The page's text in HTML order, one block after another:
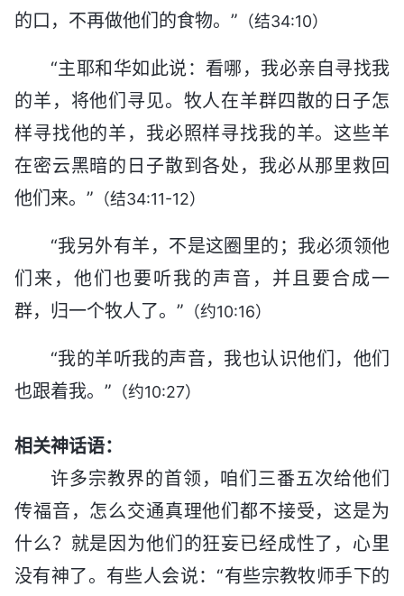
的口，不再做他们的食物。” （结34:10）
“主耶和华如此说：看哪，我必亲自寻找我
的羊，将他们寻见。牧人在羊群四散的日子怎
样寻找他的羊，我必照样寻找我的羊。这些羊
在密云黑暗的日子散到各处，我必从那里救回
他们来。” （结34:11-12）
“我另外有羊，不是这圈里的；我必须领他
们来，他们也要听我的声音，并且要合成一
群，归一个牧人了。” （约10:16）
“我的羊听我的声音，我也认识他们，他们
也跟着我。” （约10:27）
相关神话语：
许多宗教界的首领，咱们三番五次给他们
传福音，怎么交通真理他们都不接受，这是为
什么？就是因为他们的狂妄已经成性了，心里
没有神了。有些人会说：“有些宗教牧师手下的